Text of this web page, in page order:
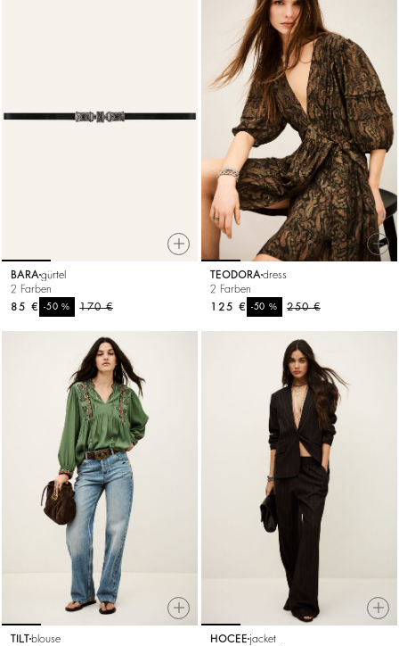
BARA gürtel
2 Farben
170 €
-50%
85 €
TEODORA dress
2 Farben
250 €
-50%
125 €
TILT blouse
HOCEE jacket